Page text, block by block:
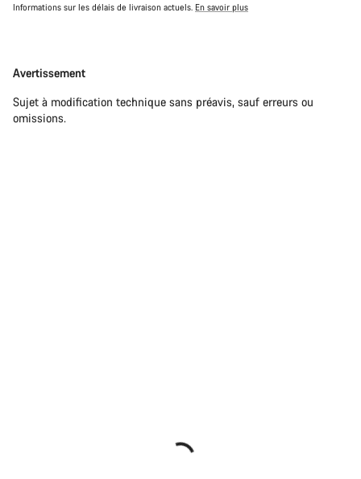
Informations sur les délais de livraison actuels. En savoir plus
Avertissement
Avertissement
Sujet à modification technique sans préavis, sauf erreurs ou
omissions.